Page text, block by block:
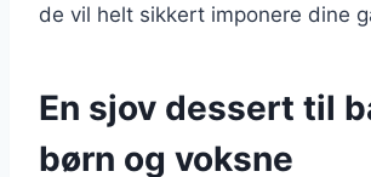
de vil helt sikkert imponere dine
En sjov dessert til
børn og voksne